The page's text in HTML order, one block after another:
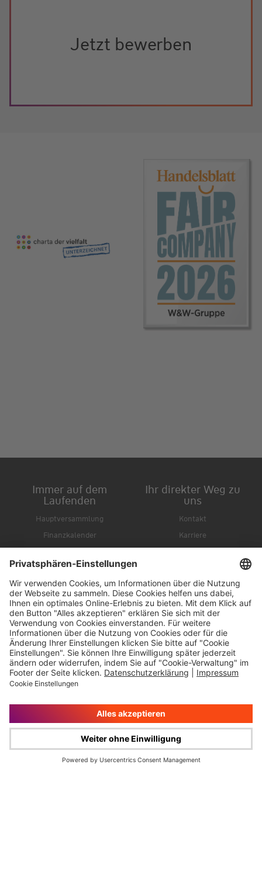
Jetzt bewerben
Immer auf dem
Laufenden
Hauptversammlung
Finanzkalender
Ihr direkter Weg zu
uns
Kontakt
Karriere